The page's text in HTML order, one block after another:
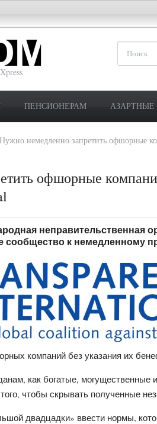
ПЕНСИОНЕРАМ АЗАРТНЫЕ
Нужно немедленно запретить офшорные
офшорные
неправительственная
сообщество к немедленному
компаний без указания их
как богатые,
чтобы скрывать полученные
двадцадки» ввести нормы,